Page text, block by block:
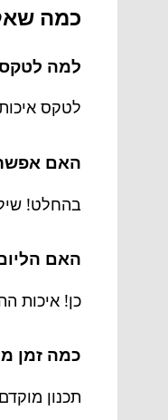
כמה
למה לטקס
לטקס
האם אפשר
בהחלט!
האם
כן! איכות
כמה זמן
תכנון